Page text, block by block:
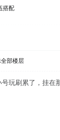
搭配
全部楼层
号玩刷累了，挂